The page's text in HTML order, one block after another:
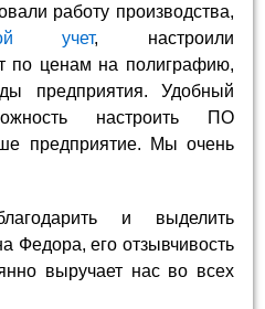
работу производства,
учет, настроили
по ценам на полиграфию,
предприятия. Удобный
настроить ПО
предприятие. Мы очень
и выделить
Федора, его отзывчивость
выручает нас во всех